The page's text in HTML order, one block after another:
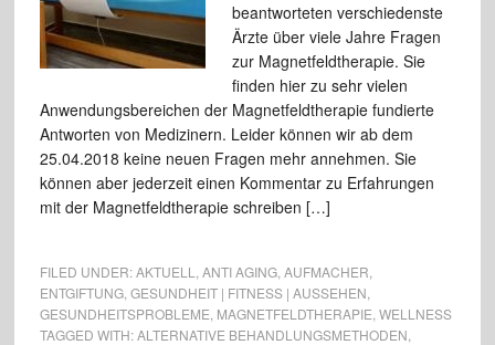
beantworteten verschiedenste
Ärzte über viele Jahre Fragen
zur Magnetfeldtherapie. Sie
finden hier zu sehr vielen
Anwendungsbereichen der Magnetfeldtherapie fundierte
Antworten von Medizinern. Leider können wir ab dem
25.04.2018 keine neuen Fragen mehr annehmen. Sie
können aber jederzeit einen Kommentar zu Erfahrungen
mit der Magnetfeldtherapie schreiben […]
FILED UNDER:AKTUELL ANTI AGING, AUFMACHER
ENTGIFTUNG, GESUNDHEIT | FITNESS | AUSSEHEN
GESUNDHEITSPROBLEME MAGNETFELDTHERAPIE WELLNESS
TAGGED WITH:ALTERNATIVE BEHANDLUNGSMETHODEN